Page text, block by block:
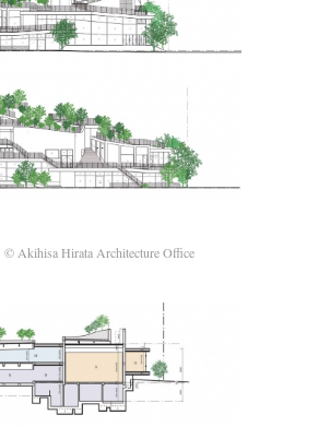
© Akihisa Hirata Architecture Office